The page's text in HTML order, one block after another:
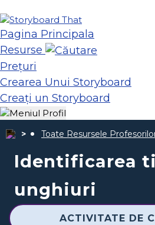
Pagina Principala
Resurse
Prețuri
Crearea Unui Storyboard
Creați un Storyboard
Toate Resursele
Identificarea
unghiuri
ACTIVITATE DE